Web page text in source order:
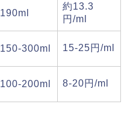
190ml
約13.3
円/ml
150-300ml 15-25円/ml
100-200ml 8-20円/ml